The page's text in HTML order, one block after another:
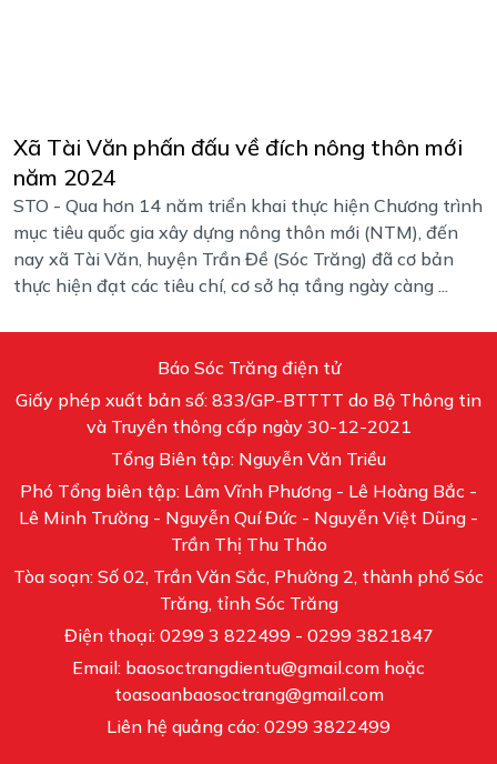
Xã Tài Văn phấn đấu về đích nông thôn mới
năm 2024
STO - Qua hơn 14 năm triển khai thực hiện Chương trình
mục tiêu quốc gia xây dựng nông thôn mới (NTM), đến
nay xã Tài Văn, huyện Trần Đề (Sóc Trăng) đã cơ bản
thực hiện đạt các tiêu chí, cơ sở hạ tầng ngày càng ...
Báo Sóc Trăng điện tử
Giấy phép xuất bản số: 833/GP-BTTTT do Bộ Thông tin
và Truyền thông cấp ngày 30-12-2021
Tổng Biên tập: Nguyễn Văn Triều
Phó Tổng biên tập: Lâm Vĩnh Phương - Lê Hoàng Bắc -
Lê Minh Trường - Nguyễn Quí Đức - Nguyễn Việt Dũng -
Trần Thị Thu Thảo
Tòa soạn: Số 02, Trần Văn Sắc, Phường 2, thành phố Sóc
Trăng, tỉnh Sóc Trăng
Điện thoại: 0299 3 822499 - 0299 3821847
Email: baosoctrangdientu@gmail.com hoặc
toasoanbaosoctrang@gmail.com
Liên hệ quảng cáo: 0299 3822499